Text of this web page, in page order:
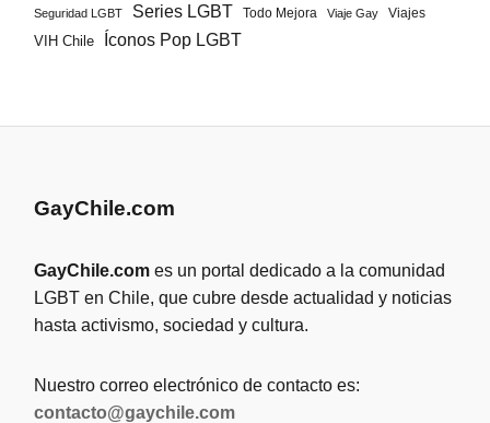
Seguridad LGBT Series LGBT Todo Mejora Viaje Gay
Viajes
VIH Chile
Íconos Pop LGBT
GayChile.com
GayChile.com es un portal dedicado a la comunidad
LGBT en Chile, que cubre desde actualidad y noticias
hasta activismo, sociedad y cultura.
Nuestro correo electrónico de contacto es:
contacto@gaychile.com